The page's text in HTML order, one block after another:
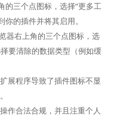
的三个点图标，选择“更多工
你的插件并将其启用。
器右上角的三个点图标，选
要清除的数据类型（例如缓
展程序导致了插件图标不显
作合法合规，并且注重个人